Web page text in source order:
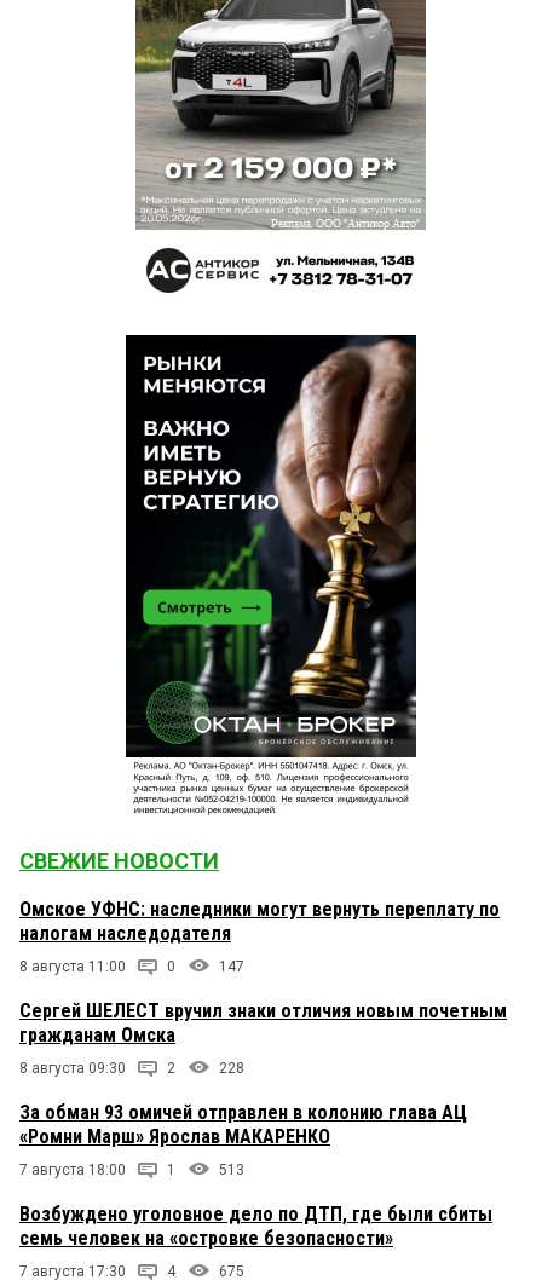
СВЕЖИЕ НОВОСТИ
Омское УФНС: наследники могут вернуть переплату по
налогам наследодателя
8 августа 11:00 0 147
Сергей ШЕЛЕСТ вручил знаки отличия новым почетным
гражданам Омска
8 августа 09:30 2 228
За обман 93 омичей отправлен в колонию глава АЦ
«Ромни Марш» Ярослав МАКАРЕНКО
7 августа 18:00 1 513
Возбуждено уголовное дело по ДТП, где были сбиты
семь человек на «островке безопасности»
7 августа 17:30 4 675